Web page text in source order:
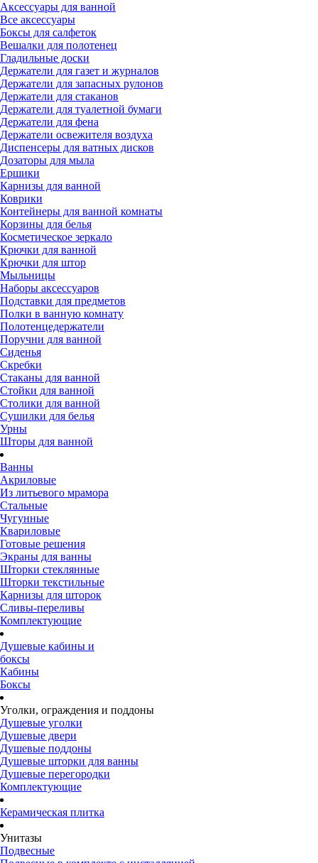
Аксессуары для ванной
Все аксессуары
Боксы для салфеток
Вешалки для полотенец
Гладильные доски
Держатели для газет и журналов
Держатели для запасных рулонов
Держатели для стаканов
Держатели для туалетной бумаги
Держатели для фена
Держатели освежителя воздуха
Диспенсеры для ватных дисков
Дозаторы для мыла
Ершики
Карнизы для ванной
Коврики
Контейнеры для ванной комнаты
Корзины для белья
Косметическое зеркало
Крючки для ванной
Крючки для штор
Мыльницы
Наборы аксессуаров
Подставки для предметов
Полки в ванную комнату
Полотенцедержатели
Поручни для ванной
Сиденья
Скребки
Стаканы для ванной
Стойки для ванной
Столики для ванной
Сушилки для белья
Урны
Шторы для ванной
Ванны
Акриловые
Из литьевого мрамора
Стальные
Чугунные
Квариловые
Готовые решения
Экраны для ванны
Шторки стеклянные
Шторки текстильные
Карнизы для шторок
Сливы-переливы
Комплектующие
Душевые кабины и
боксы
Кабины
Боксы
Уголки, ограждения и поддоны
Душевые уголки
Душевые двери
Душевые поддоны
Душевые шторки для ванны
Душевые перегородки
Комплектующие
Керамическая плитка
Унитазы
Подвесные